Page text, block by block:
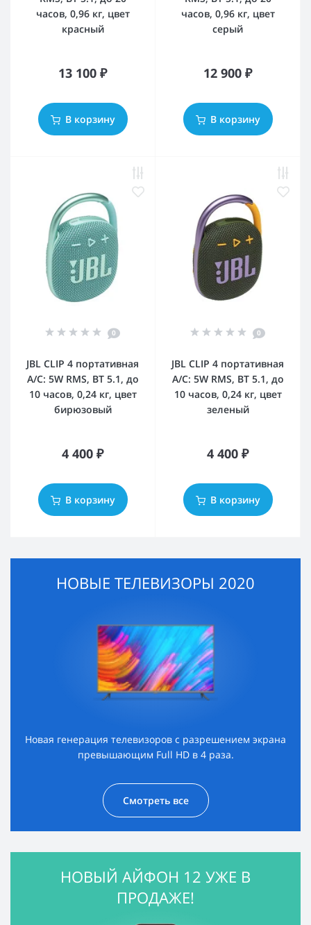
часов, 0,96 кг, цвет
красный
13 100 ₽
В корзину
часов, 0,96 кг, цвет
серый
12 900 ₽
В корзину
0
JBL CLIP 4 портативная
А/С: 5W RMS, BT 5.1, до
10 часов, 0,24 кг, цвет
бирюзовый
4 400 ₽
В корзину
0
JBL CLIP 4 портативная
А/С: 5W RMS, BT 5.1, до
10 часов, 0,24 кг, цвет
зеленый
4 400 ₽
В корзину
НОВЫЕ ТЕЛЕВИЗОРЫ 2020
Новая генерация телевизоров с разрешением экрана
превышающим Full HD в 4 раза.
Смотреть все
НОВЫЙ АЙФОН 12 УЖЕ В
ПРОДАЖЕ!